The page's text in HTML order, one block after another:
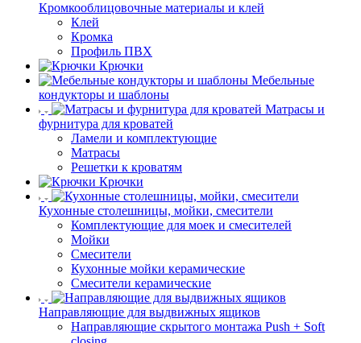
Кромкооблицовочные материалы и клей
Клей
Кромка
Профиль ПВХ
Крючки
Мебельные
кондукторы и шаблоны
Матрасы и
фурнитура для кроватей
Ламели и комплектующие
Матрасы
Решетки к кроватям
Крючки
Кухонные столешницы, мойки, смесители
Комплектующие для моек и смесителей
Мойки
Смесители
Кухонные мойки керамические
Смесители керамические
Направляющие для выдвижных ящиков
Направляющие скрытого монтажа Push + Soft